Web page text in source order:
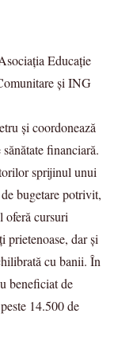
Educaţie
și ING
și coordonează
financiară.
sprijinul unui
bugetare potrivit,
oferă cursuri
prietenoase, dar și
cu banii. În
beneficiat de
14.500 de